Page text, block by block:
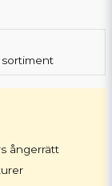
ångerrätt